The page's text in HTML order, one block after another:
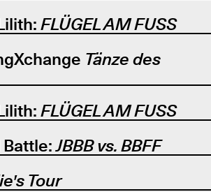
FLÜGEL AM FUSS
Tänze des
FLÜGEL AM FUSS
Battle:JBBB vs. BBFF
Tour